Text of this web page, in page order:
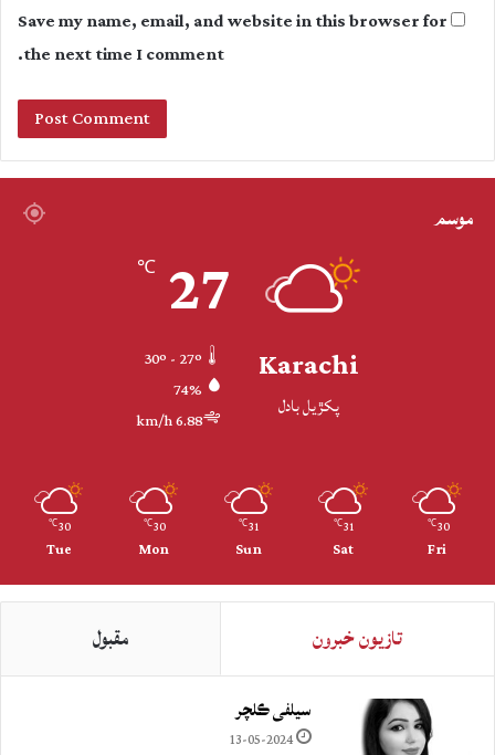
Save my name, email, and website in this browser for
the next time I comment.
موسم
Karachi
پکڙيل بادل
27
℃
74%
6.88 km/h
30
℃
Fri
31
℃
Sat
31
℃
Sun
30
℃
Mon
30
℃
Tue
تازيون خبرون مقبول
سيلفي ڪلچر
13-05-2024